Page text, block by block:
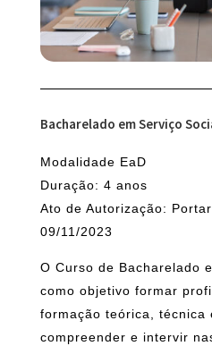
Bacharelado em Serviço
Modalidade EaD
Duração: 4 anos
Ato de Autorização:
09/11/2023
O Curso de Bacharelado
como objetivo formar
formação teórica, técnica
compreender e intervir